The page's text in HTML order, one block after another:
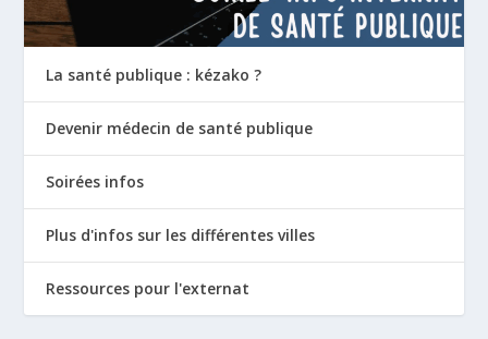
La santé publique : kézako ?
Devenir médecin de santé publique
Soirées infos
Plus d'infos sur les différentes villes
Ressources pour l'externat